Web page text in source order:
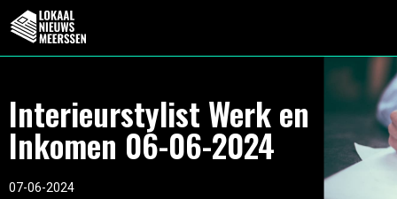
Interieurstylist Werk en
Inkomen 06-06-2024
07-06-2024